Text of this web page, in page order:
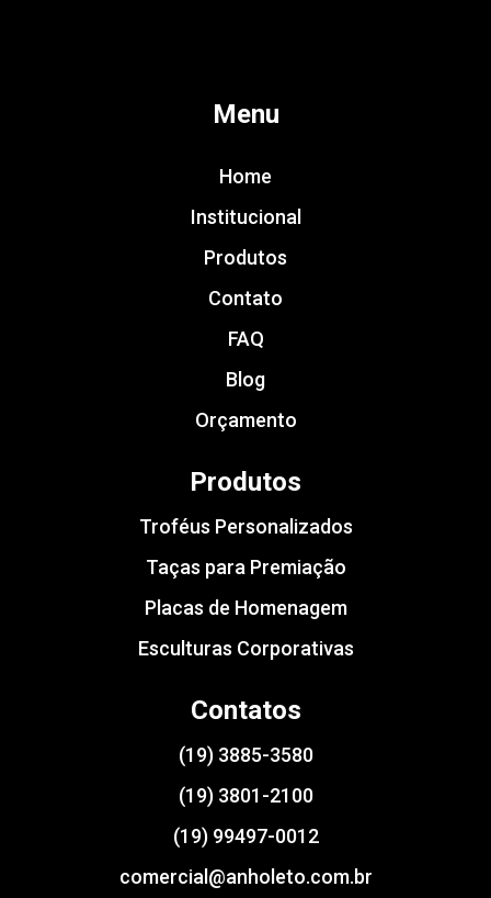
Menu
Home
Institucional
Produtos
Contato
FAQ
Blog
Orçamento
Produtos
Troféus Personalizados
Taças para Premiação
Placas de Homenagem
Esculturas Corporativas
Contatos
(19) 3885-3580
(19) 3801-2100
(19) 99497-0012
comercial@anholeto.com.br